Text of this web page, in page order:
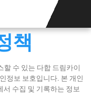
책
수 있는 다합 드림카이
정보 보호입니다. 본 개인
수집 및 기록하는 정보